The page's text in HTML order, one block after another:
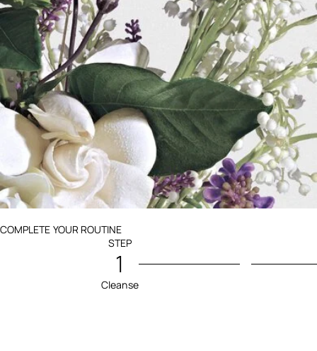
COMPLETE YOUR ROUTINE
STEP
1
Cleanse